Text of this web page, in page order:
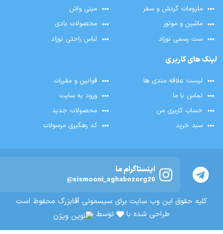
ملزومات گردش و سفر
مینی واش
ماشین و موتور
محصولات بادی
ست رسمی نوزاد
لباس راحتی نوزاد
لینک های کاربری
لیست علاقه مندی ها
قوانین و مقررات
تماس با ما
ورود به سایت
حساب کاربری من
محصولات جدید
سبد خرید
کد رهگیری مرسولات
کلیه حقوق این وب سایت برای سیسمونی آقابزرگ محفوظ است
طراحی شده با
توسط
اینستاگرام ما
@sismooni_aghabozorg20